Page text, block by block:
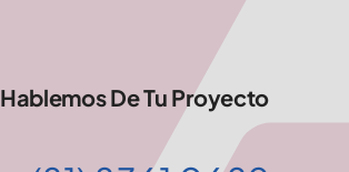
Hablemos De Tu Proyecto